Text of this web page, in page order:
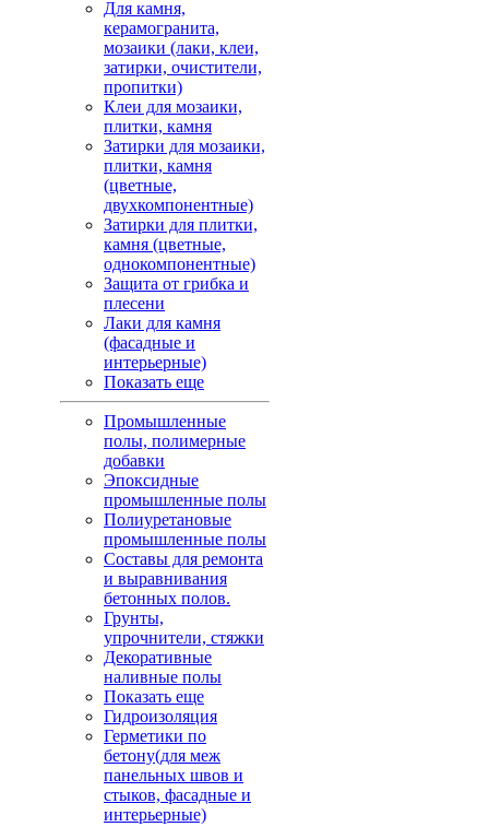
Для камня,
керамогранита,
мозаики (лаки, клеи,
затирки, очистители,
пропитки)
Клеи для мозаики,
плитки, камня
Затирки для мозаики,
плитки, камня
(цветные,
двухкомпонентные)
Затирки для плитки,
камня (цветные,
однокомпонентные)
Защита от грибка и
плесени
Лаки для камня
(фасадные и
интерьерные)
Показать еще
Промышленные
полы, полимерные
добавки
Эпоксидные
промышленные полы
Полиуретановые
промышленные полы
Составы для ремонта
и выравнивания
бетонных полов.
Грунты,
упрочнители, стяжки
Декоративные
наливные полы
Показать еще
Гидроизоляция
Герметики по
бетону(для меж
панельных швов и
стыков, фасадные и
интерьерные)